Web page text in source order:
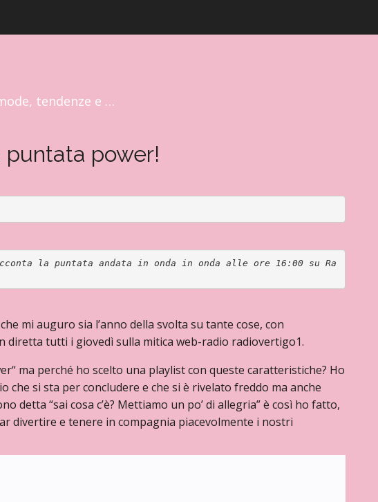
tendenze e …
puntata power!
la puntata andata in onda in onda alle ore 16:00 su Ra
mi auguro sia l’anno della svolta su tante cose, con
diretta tutti i giovedì sulla mitica web-radio radiovertigo1.
ma perché ho scelto una playlist con queste caratteristiche? Ho
che si sta per concludere e che si è rivelato freddo ma anche
detta “sai cosa c’è? Mettiamo un po’ di allegria” è così ho fatto,
divertire e tenere in compagnia piacevolmente i nostri